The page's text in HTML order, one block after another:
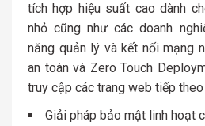
tích hợp hiệu suất cao dành
nhỏ cũng như các doanh
năng quản lý và kết nối mạng
an toàn và Zero Touch
truy cập các trang web tiếp theo
Giải pháp bảo mật linh hoạt